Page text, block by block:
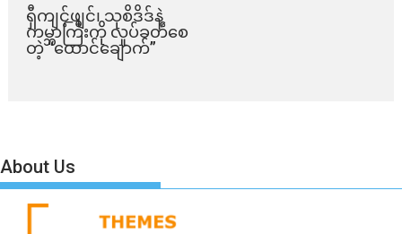
ရှီကျင့်ဖျင်၊ သုစိဒိဒ်နဲ့
ကမ္ဘာကြီးကို လှုပ်ခတ်စေ
တဲ့ “ထောင်ချောက်”
About Us